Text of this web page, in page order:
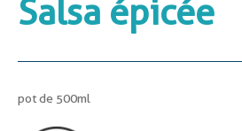
Salsa épicée
pot de 500ml